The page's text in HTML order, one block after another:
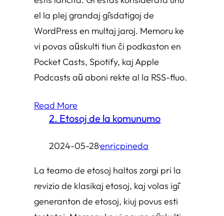
el la plej grandaj ĝisdatigoj de
WordPress en multaj jaroj. Memoru ke
vi povas aŭskulti tiun ĉi podkaston en
Pocket Casts, Spotify, kaj Apple
Podcasts aŭ aboni rekte al la RSS-fluo.
Read More
2. Etosoj de la komunumo
2024-05-28·enricpineda
La teamo de etosoj haltos zorgi pri la
revizio de klasikaj etosoj, kaj volas iĝi
generanton de etosoj, kiuj povus esti